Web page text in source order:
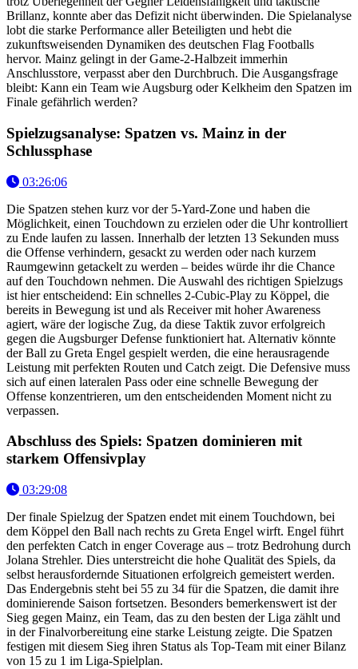
Brillanz, konnte aber das Defizit nicht überwinden. Die Spielanalyse
lobt die starke Performance aller Beteiligten und hebt die
zukunftsweisenden Dynamiken des deutschen Flag Footballs
hervor. Mainz gelingt in der Game-2-Halbzeit immerhin
Anschlusstore, verpasst aber den Durchbruch. Die Ausgangsfrage
bleibt: Kann ein Team wie Augsburg oder Kelkheim den Spatzen im
Finale gefährlich werden?
Spielzugsanalyse: Spatzen vs. Mainz in der
Schlussphase
03:26:06
Die Spatzen stehen kurz vor der 5-Yard-Zone und haben die
Möglichkeit, einen Touchdown zu erzielen oder die Uhr kontrolliert
zu Ende laufen zu lassen. Innerhalb der letzten 13 Sekunden muss
die Offense verhindern, gesackt zu werden oder nach kurzem
Raumgewinn getackelt zu werden – beides würde ihr die Chance
auf den Touchdown nehmen. Die Auswahl des richtigen Spielzugs
ist hier entscheidend: Ein schnelles 2-Cubic-Play zu Köppel, die
bereits in Bewegung ist und als Receiver mit hoher Awareness
agiert, wäre der logische Zug, da diese Taktik zuvor erfolgreich
gegen die Augsburger Defense funktioniert hat. Alternativ könnte
der Ball zu Greta Engel gespielt werden, die eine herausragende
Leistung mit perfekten Routen und Catch zeigt. Die Defensive muss
sich auf einen lateralen Pass oder eine schnelle Bewegung der
Offense konzentrieren, um den entscheidenden Moment nicht zu
verpassen.
Abschluss des Spiels: Spatzen dominieren mit
starkem Offensivplay
03:29:08
Der finale Spielzug der Spatzen endet mit einem Touchdown, bei
dem Köppel den Ball nach rechts zu Greta Engel wirft. Engel führt
den perfekten Catch in enger Coverage aus – trotz Bedrohung durch
Jolana Strehler. Dies unterstreicht die hohe Qualität des Spiels, da
selbst herausfordernde Situationen erfolgreich gemeistert werden.
Das Endergebnis steht bei 55 zu 34 für die Spatzen, die damit ihre
dominierende Saison fortsetzen. Besonders bemerkenswert ist der
Sieg gegen Mainz, ein Team, das zu den besten der Liga zählt und
in der Finalvorbereitung eine starke Leistung zeigte. Die Spatzen
festigen mit diesem Sieg ihren Status als Top-Team mit einer Bilanz
von 15 zu 1 im Liga-Spielplan.